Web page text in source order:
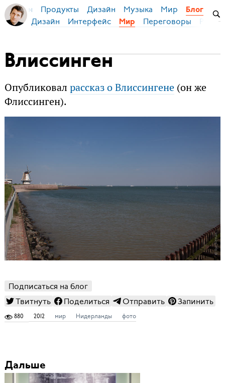
Бирман Продукты Дизайн Музыка Мир Блог
Дизайн Интерфейс Мир Переговоры
Влиссинген
Опубликовал рассказ о Влиссингене(он же
Флиссинген).
Подписаться на блог
Твитнуть
Поделиться Отправить Запинить
880 2012 мир Нидерланды фото
Дальше